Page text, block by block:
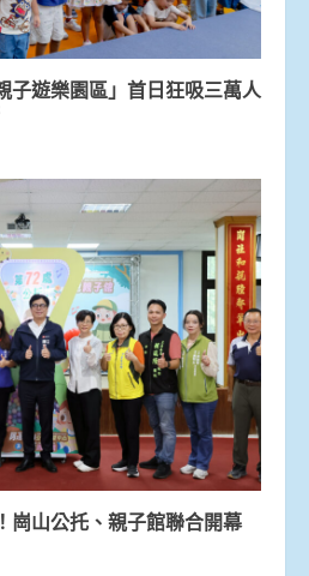
子遊樂園區」首日狂吸三萬人
崗山公托、親子館聯合開幕